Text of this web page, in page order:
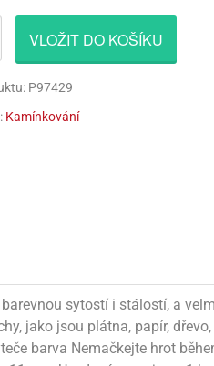
NA DORTY
TALÍŘE
UBRUSY
BARVIVA NA SLIZ
HRAČKY
VLOŽIT DO KOŠÍKU
P97429
Kamínkování
sytostí i stálostí, a
jako jsou plátna, papír,
barva Nemačkejte hrot